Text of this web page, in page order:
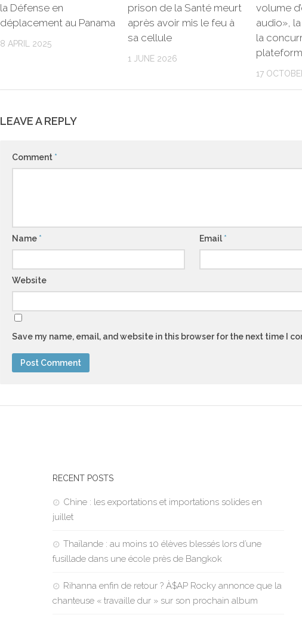
la Défense en
déplacement au Panama
8 APRIL 2025
prison de la Santé meurt
après avoir mis le feu à
sa cellule
1 JUNE 2026
volume
audio»,
la
17
LEAVE A REPLY
Comment *
Name * Email*
Website
Save my name, email, and website in this browser for the next time I
RECENT POSTS
Chine : les exportations et importations solides en
juillet
Thaïlande : au moins 10 élèves blessés lors d’une
fusillade dans une école près de Bangkok
Rihanna enfin de retour ? À$AP Rocky annonce que la
chanteuse « travaille dur » sur son prochain album